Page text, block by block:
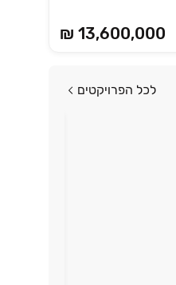
₪ 13,600,000
לכל הפרויקטים